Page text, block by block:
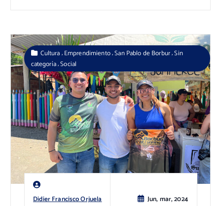
Didier Francisco Orjuela
Jun, mar, 2024
Cultura,Emprendimiento,San Pablo de Borbur,Sin
categoría,Social